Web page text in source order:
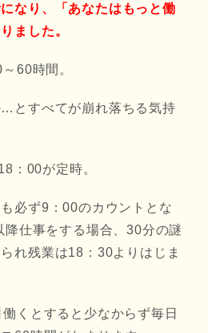
なり、「あなたはもっと働
ました。
60時間。
とすべてが崩れ落ちる気持
：00が定時。
必ず9：00のカウントとな
降仕事をする場合、30分の謎
れ残業は18：30よりはじま
くとすると少なからず毎日